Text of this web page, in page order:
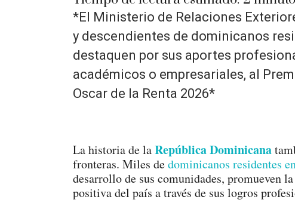
*El Ministerio de Relaciones
y descendientes de dominicanos
destaquen por sus aportes
académicos o empresariales, al
Oscar de la Renta 2026*
La historia de laRepública Dominicana
fronteras. Miles dedominicanos residentes
desarrollo de sus comunidades, promueven
positiva del país a través de sus logros